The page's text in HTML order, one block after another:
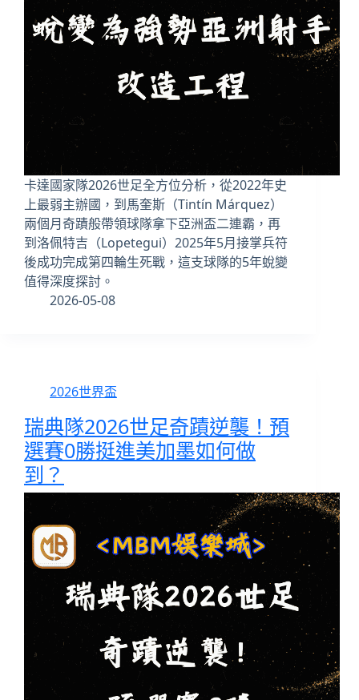
卡達國家隊2026世足全方位分析，從2022年史
上最弱主辦國，到馬奎斯（Tintín Márquez）
兩個月奇蹟般帶領球隊拿下亞洲盃二連霸，再
到洛佩特吉（Lopetegui）2025年5月接掌兵符
後成功完成第四輪生死戰，這支球隊的5年蛻變
值得深度探討。
2026-05-08
2026世界盃
瑞典隊2026世足奇蹟逆襲！預
選賽0勝挺進美加墨如何做
到？